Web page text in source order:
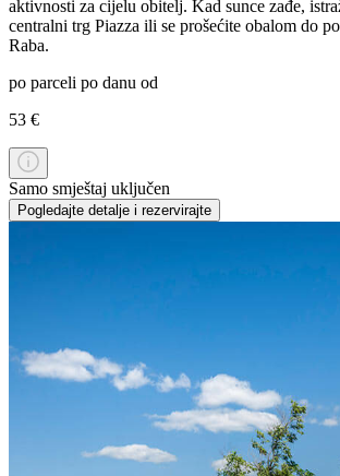
aktivnosti za cijelu obitelj. Kad sunce zađe,
centralni trg Piazza ili se prošećite obalom do
Raba.
po parceli po danu od
53 €
Samo smještaj uključen
Pogledajte detalje i rezervirajte